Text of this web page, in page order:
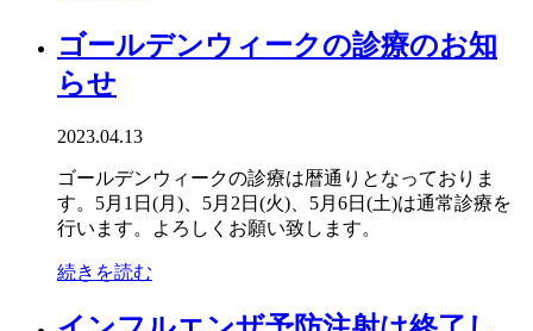
ゴールデンウィークの診療のお知
らせ
2023.04.13
ゴールデンウィークの診療は暦通りとなっておりま
す。5月1日(月)、5月2日(火)、5月6日(土)は通常診療を
行います。よろしくお願い致します。
続きを読む